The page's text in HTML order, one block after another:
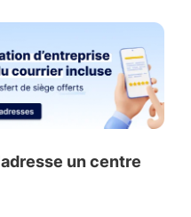
un centre